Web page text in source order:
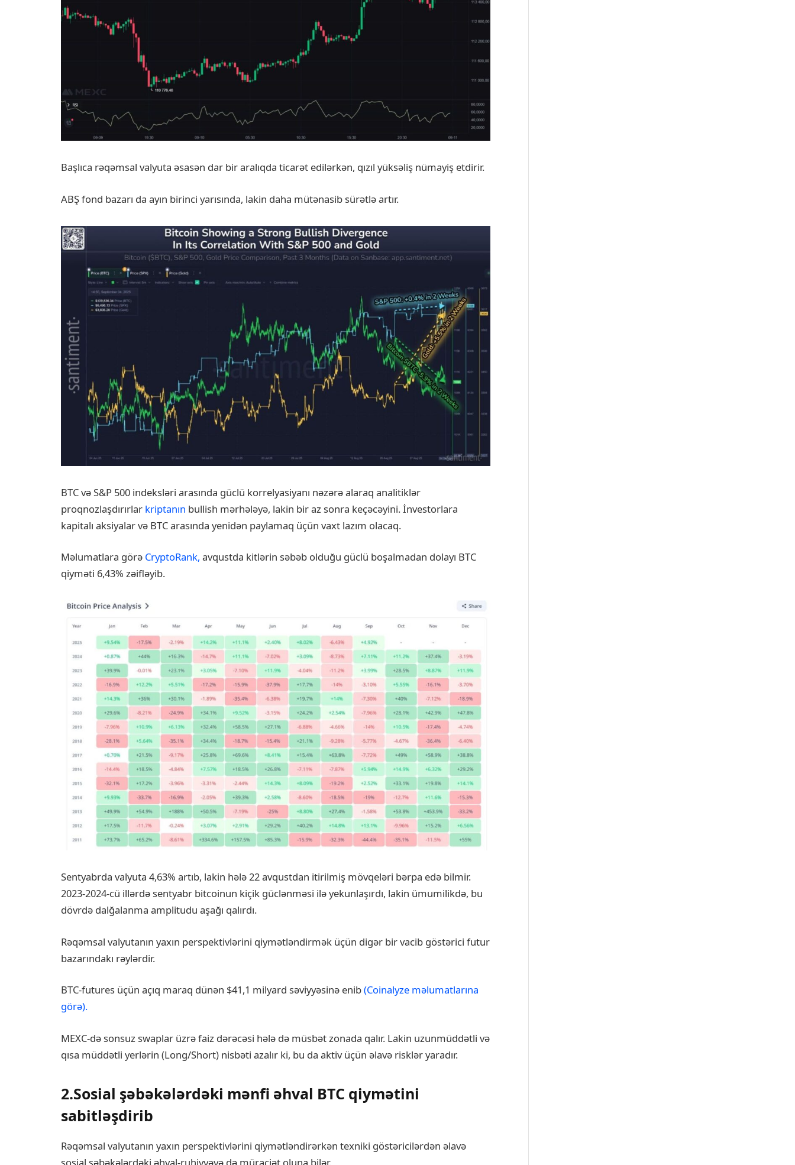
Başlıca rəqəmsal valyuta əsasən dar bir aralıqda ticarət edilərkən, qızıl yüksəliş nümayiş etdirir.
ABŞ fond bazarı da ayın birinci yarısında, lakin daha mütənasib sürətlə artır.
BTC və S&P 500 indeksləri arasında güclü korrelyasiyanı nəzərə alaraq analitiklər
proqnozlaşdırırlar kriptanın bullish mərhələyə, lakin bir az sonra keçəcəyini. İnvestorlara
kapitalı aksiyalar və BTC arasında yenidən paylamaq üçün vaxt lazım olacaq.
Məlumatlara görə CryptoRank, avqustda kitlərin səbəb olduğu güclü boşalmadan dolayı BTC
qiyməti 6,43% zəifləyib.
Sentyabrda valyuta 4,63% artıb, lakin hələ 22 avqustdan itirilmiş mövqeləri bərpa edə bilmir.
2023-2024-cü illərdə sentyabr bitcoinun kiçik güclənməsi ilə yekunlaşırdı, lakin ümumilikdə, bu
dövrdə dalğalanma amplitudu aşağı qalırdı.
Rəqəmsal valyutanın yaxın perspektivlərini qiymətləndirmək üçün digər bir vacib göstərici futur
bazarındakı rəylərdir.
BTC-futures üçün açıq maraq dünən $41,1 milyard səviyyəsinə enib(Coinalyze məlumatlarına
görə).
MEXC-də sonsuz swaplar üzrə faiz dərəcəsi hələ də müsbət zonada qalır. Lakin uzunmüddətli və
qısa müddətli yerlərin (Long/Short) nisbəti azalır ki, bu da aktiv üçün əlavə risklər yaradır.
2.Sosial şəbəkələrdəki mənfi əhval BTC qiymətini
sabitləşdirib
Rəqəmsal valyutanın yaxın perspektivlərini qiymətləndirərkən texniki göstəricilərdən əlavə